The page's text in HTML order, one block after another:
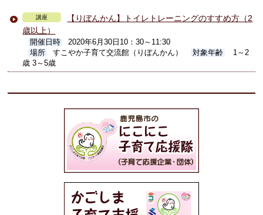
講座
【りぼんかん】トイレトレーニングのすすめ方（2
歳以上）
開催日時
2020年6月30日10：30～11:30
場所
すこやか子育て交流館（りぼんかん） 対象年齢
1～2
歳 3～5歳